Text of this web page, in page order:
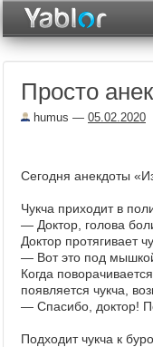
Просто
humus — 05.02.2020
Сегодня анекдоты
Чукча приходит в
— Доктор, голова
Доктор протягивает
— Вот это под
Когда
появляется чукча,
— Спасибо, доктор!
Подходит чукча к